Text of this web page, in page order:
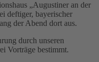
„Augustiner an der
deftiger, bayerischer
der Abend dort aus.
durch unseren
Vorträge bestimmt.